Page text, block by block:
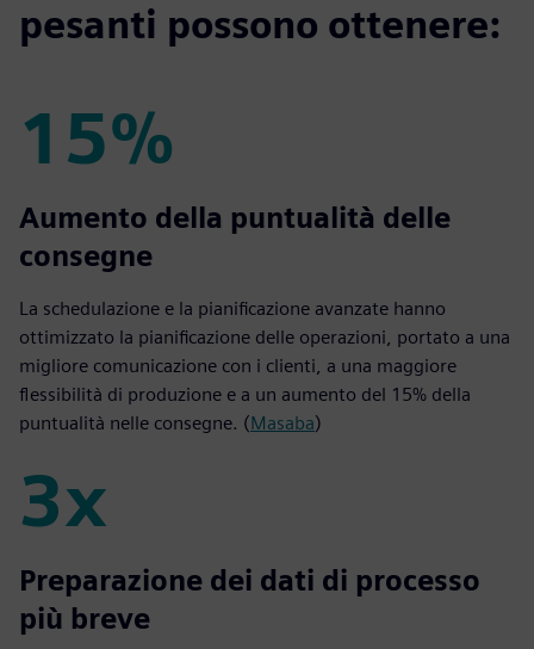
pesanti possono ottenere:
15%
15%
Aumento della puntualità delle
consegne
La schedulazione e la pianificazione avanzate hanno
ottimizzato la pianificazione delle operazioni, portato a una
migliore comunicazione con i clienti, a una maggiore
flessibilità di produzione e a un aumento del 15% della
puntualità nelle consegne. (Masaba)
3x
3x
Preparazione dei dati di processo
più breve